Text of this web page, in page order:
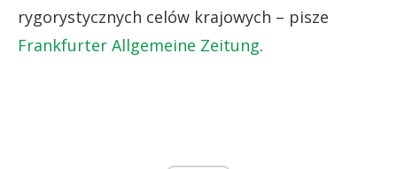
rygorystycznych celów krajowych – pisze
Frankfurter Allgemeine Zeitung.